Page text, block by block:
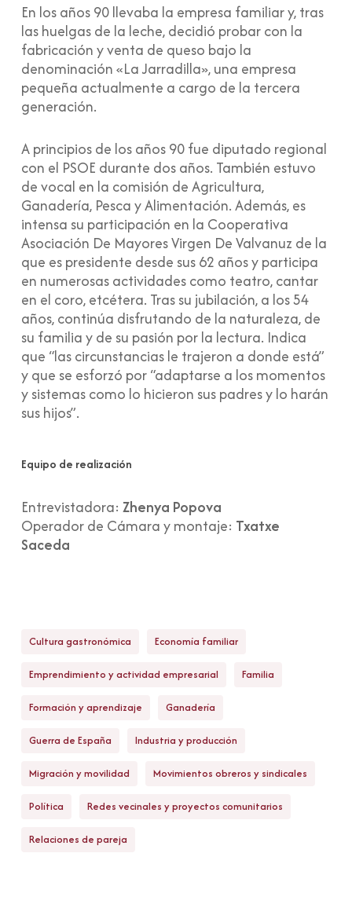
En los años 90 llevaba la empresa familiar y, tras
las huelgas de la leche, decidió probar con la
fabricación y venta de queso bajo la
denominación «La Jarradilla», una empresa
pequeña actualmente a cargo de la tercera
generación.
A principios de los años 90 fue diputado regional
con el PSOE durante dos años. También estuvo
de vocal en la comisión de Agricultura,
Ganadería, Pesca y Alimentación. Además, es
intensa su participación en la Cooperativa
Asociación De Mayores Virgen De Valvanuz de la
que es presidente desde sus 62 años y participa
en numerosas actividades como teatro, cantar
en el coro, etcétera. Tras su jubilación, a los 54
años, continúa disfrutando de la naturaleza, de
su familia y de su pasión por la lectura. Indica
que “las circunstancias le trajeron a donde está”
y que se esforzó por “adaptarse a los momentos
y sistemas como lo hicieron sus padres y lo harán
sus hijos”.
Equipo de realización
Entrevistadora: Zhenya Popova
Operador de Cámara y montaje: Txatxe
Saceda
Cultura gastronómica Economía familiar
Emprendimiento y actividad empresarial Familia
Formación y aprendizaje Ganadería
Guerra de España Industria y producción
Migración y movilidad Movimientos obreros y sindicales
Política Redes vecinales y proyectos comunitarios
Relaciones de pareja